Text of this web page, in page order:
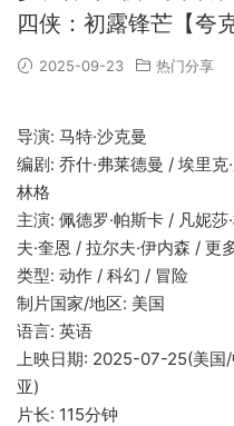
四侠：初露锋芒【夸克
2025-09-23 热门分享
导演: 马特·沙克曼
编剧: 乔什·弗莱德曼 / 埃里克
林格
主演: 佩德罗·帕斯卡 / 凡妮
夫·奎恩 / 拉尔夫·伊内森 / 更
类型: 动作 / 科幻 / 冒险
制片国家/地区: 美国
语言: 英语
上映日期: 2025-07-25(美
亚)
片长: 115分钟